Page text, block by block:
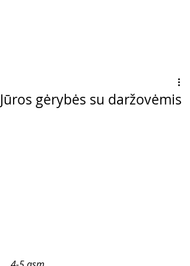
Jūros gėrybės su daržovėmis